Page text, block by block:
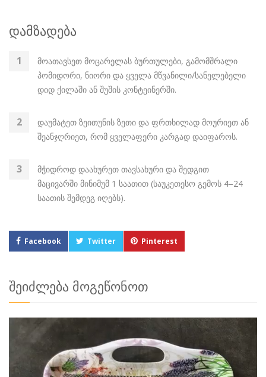
დამზადება
მოათავსეთ მოცარელას ბურთულები, გამომშრალი
პომიდორი, ნიორი და ყველა მწვანილი/სანელებელი
დიდ ქილაში ან შუშის კონტეინერში.
დაუმატეთ ზეითუნის ზეთი და ფრთხილად მოურიეთ ან
შეანჯღრიეთ, რომ ყველაფერი კარგად დაიფაროს.
მჭიდროდ დაახურეთ თავსახური და შედგით
მაცივარში მინიმუმ 1 საათით (საუკეთესო გემოს 4–24
საათის შემდეგ იღებს).
Facebook Twitter Pinterest
შეიძლება მოგეწონოთ